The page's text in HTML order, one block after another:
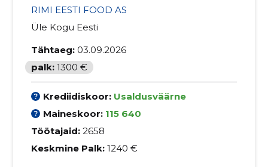
RIMI EESTI FOOD AS
Üle Kogu Eesti
Tähtaeg: 03.09.2026
palk: 1300 €
Krediidiskoor: Usaldusväärne
Maineskoor: 115 640
Töötajaid: 2658
Keskmine Palk: 1240 €